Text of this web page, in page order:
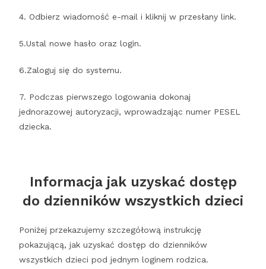
4. Odbierz wiadomość e-mail i kliknij w przesłany link.
5.Ustal nowe hasło oraz login.
6.Zaloguj się do systemu.
7. Podczas pierwszego logowania dokonaj
jednorazowej autoryzacji, wprowadzając numer PESEL
dziecka.
Informacja jak uzyskać dostęp
do dzienników wszystkich dzieci
Poniżej przekazujemy szczegółową instrukcję
pokazującą, jak uzyskać dostęp do dzienników
wszystkich dzieci pod jednym loginem rodzica.